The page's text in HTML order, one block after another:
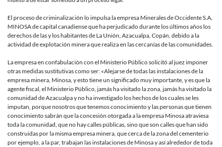
a
luchadores
sociales
de
Copán
en
Honduras.
El proceso de criminalización lo impulsa la empresa Minerales de Occidente S.A,
MINOSA de capital canadiense que ha perjudicado durante los últimos años los
derechos de las y los habitantes de La Unión, Azacualpa, Copán, debido a la
actividad de explotación minera que realiza en las cercanías de las comunidades.
La empresa en confabulación con el Ministerio Público solicitó al juez imponer
otras medidas sustitutivas como ser: «Alejarse de todas las instalaciones de la
empresa minera, Minosa, y esto tiene un significado muy importante, y es que la
agente fiscal, el Ministerio Público, jamás ha visitado la zona, jamás ha visitado la
comunidad de Azacualpa y no ha investigado los hechos de los cuales se les
imputan, porque nosotros que tenemos conocimiento y las personas que tienen
conocimiento sabrán que la concesión otorgada a la empresa Minosa atraviesa
toda la comunidad, que no hay calles públicas, sino que son calles que han sido
construidas por la misma empresa minera, que cerca de la zona del cementerio
por ejemplo, a la par, trabajan las instalaciones de Minosa y así alrededor de toda